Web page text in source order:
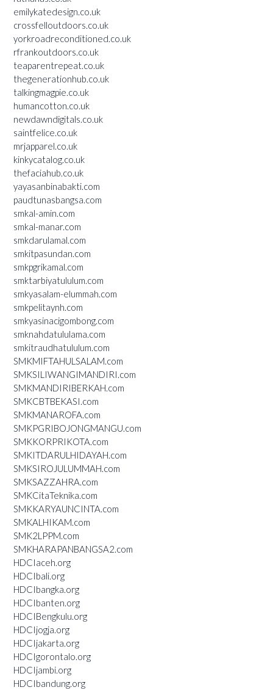
emilykatedesign.co.uk
crossfelloutdoors.co.uk
yorkroadreconditioned.co.uk
rfrankoutdoors.co.uk
teaparentrepeat.co.uk
thegenerationhub.co.uk
talkingmagpie.co.uk
humancotton.co.uk
newdawndigitals.co.uk
saintfelice.co.uk
mrjapparel.co.uk
kinkycatalog.co.uk
thefaciahub.co.uk
yayasanbinabakti.com
paudtunasbangsa.com
smkal-amin.com
smkal-manar.com
smkdarulamal.com
smkitpasundan.com
smkpgrikamal.com
smktarbiyatululum.com
smkyasalam-elummah.com
smkpelitaynh.com
smkyasinacigombong.com
smknahdatululama.com
smkitraudhatululum.com
SMKMIFTAHULSALAM.com
SMKSILIWANGIMANDIRI.com
SMKMANDIRIBERKAH.com
SMKCBTBEKASI.com
SMKMANAROFA.com
SMKPGRIBOJONGMANGU.com
SMKKORPRIKOTA.com
SMKITDARULHIDAYAH.com
SMKSIROJULUMMAH.com
SMKSAZZAHRA.com
SMKCitaTeknika.com
SMKKARYAUNCINTA.com
SMKALHIKAM.com
SMK2LPPM.com
SMKHARAPANBANGSA2.com
HDCIaceh.org
HDCIbali.org
HDCIbangka.org
HDCIbanten.org
HDCIBengkulu.org
HDCIjogja.org
HDCIjakarta.org
HDCIgorontalo.org
HDCIjambi.org
HDCIbandung.org